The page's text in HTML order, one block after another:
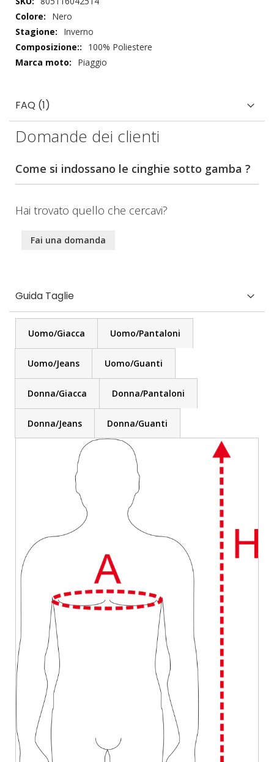
tecnici
Nero
Inverno
100% Poliestere
Piaggio
FAQ (1)
Domande dei clienti
Come si indossano le cinghie sotto gamba ?
Hai trovato quello che cercavi?
Fai una domanda
Guida Taglie
Uomo/Giacca Uomo/Pantaloni
Uomo/Jeans Uomo/Guanti
Donna/Giacca Donna/Pantaloni
Donna/Jeans Donna/Guanti